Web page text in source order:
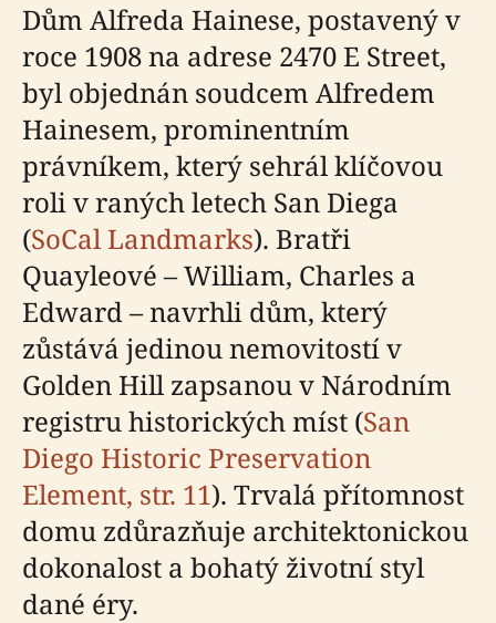
Dům Alfreda Hainese, postavený v
roce 1908 na adrese 2470 E Street,
byl objednán soudcem Alfredem
Hainesem, prominentním
právníkem, který sehrál klíčovou
roli v raných letech San Diega
(SoCal Landmarks). Bratři
Quayleové – William, Charles a
Edward – navrhli dům, který
zůstává jedinou nemovitostí v
Golden Hill zapsanou v Národním
registru historických míst (San
Diego Historic Preservation
Element, str. 11). Trvalá přítomnost
domu zdůrazňuje architektonickou
dokonalost a bohatý životní styl
dané éry.